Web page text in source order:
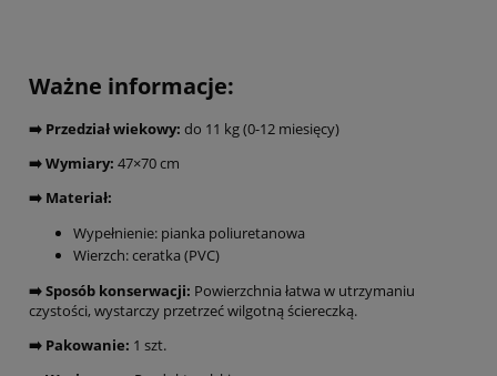
Ważne informacje:
➡️ Przedział wiekowy: do 11 kg (0-12 miesięcy)
➡️ Wymiary: 47×70 cm
➡️ Materiał:
Wypełnienie: pianka poliuretanowa
Wierzch: ceratka (PVC)
➡️ Sposób konserwacji: Powierzchnia łatwa w utrzymaniu
czystości, wystarczy przetrzeć wilgotną ściereczką.
➡️ Pakowanie: 1 szt.